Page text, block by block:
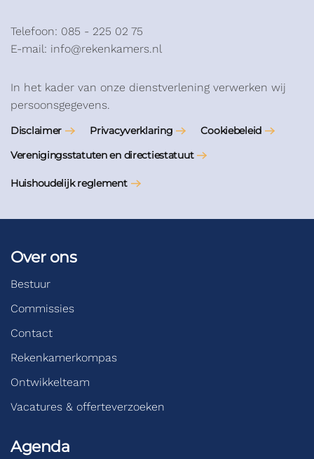
Telefoon: 085 - 225 02 75
E-mail: info@rekenkamers.nl
In het kader van onze dienstverlening verwerken wij
persoonsgegevens.
Disclaimer Privacyverklaring
Cookiebeleid
Verenigingsstatuten en directiestatuut
Huishoudelijk reglement
Over ons
Bestuur
Commissies
Contact
Rekenkamerkompas
Ontwikkelteam
Vacatures & offerteverzoeken
Agenda